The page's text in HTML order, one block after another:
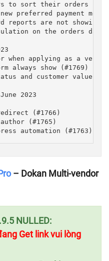
to sort their orders by
preferred payment
reports are not
on the orders
when applying as a
always show (#1769)
and customer values
2023
(#1766)
(#1765)
– Dokan Multi-vendor
NULLED:
Get link vui lòng